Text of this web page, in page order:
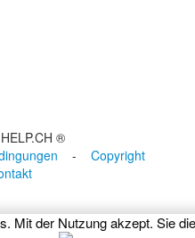
®
- Copyright
Mit der Nutzung akzept. Sie die